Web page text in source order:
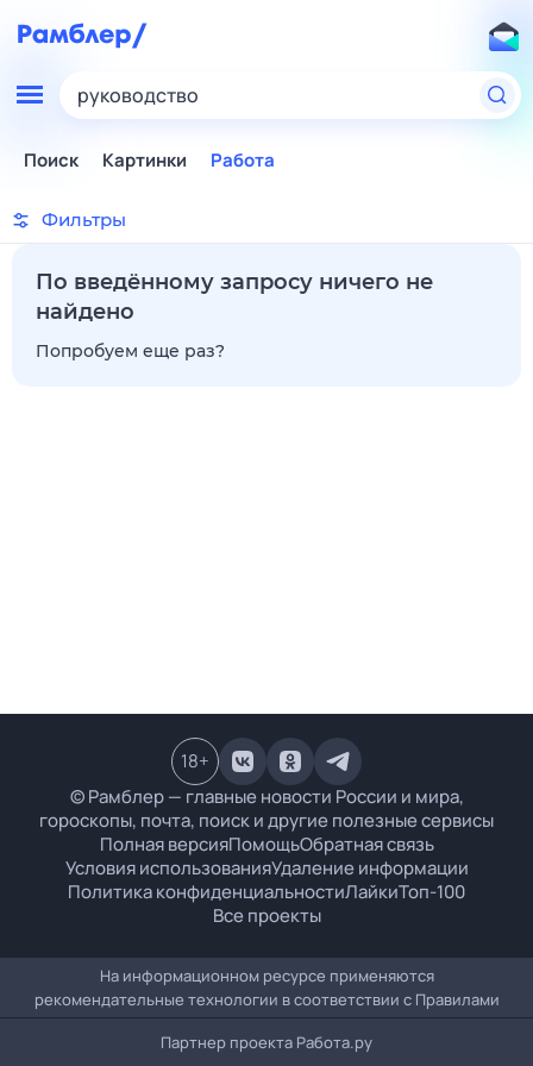
руководство
Поиск Картинки Работа
Фильтры
По введённому запросу ничего не
найдено
Попробуем еще раз?
© Рамблер — главные новости России и мира,
гороскопы, почта, поиск и другие полезные сервисы
Полная версияПомощьОбратная связь
Условия использованияУдаление информации
Политика конфиденциальностиЛайкиТоп-100
Все проекты
18+
На информационном ресурсе применяются
рекомендательные технологии в соответствии с Правилами
Партнер проекта Работа.ру